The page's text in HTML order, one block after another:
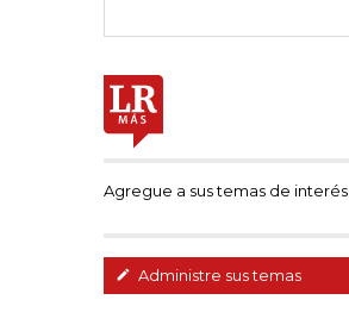
Agregue a sus temas de interés
Administre sus temas